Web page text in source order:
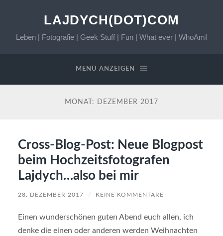
LAJDYCH(DOT)COM
Leben | Fotografie | Geek Stuff | Fun | What ever | WhoAmI
MENÜ ANZEIGEN
MONAT: DEZEMBER 2017
Cross-Blog-Post: Neue Blogpost
beim Hochzeitsfotografen
Lajdych…also bei mir
28. DEZEMBER 2017 / KEINE KOMMENTARE
Einen wunderschönen guten Abend euch allen, ich
denke die einen oder anderen werden Weihnachten